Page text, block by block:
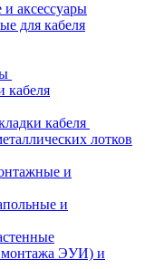
аксессуары
для кабеля
кабеля
кабеля
лотков
и
и
монтажа ЭУИ) и